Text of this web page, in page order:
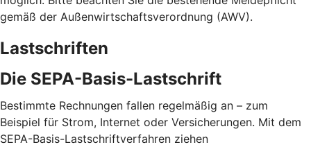
gemäß der Außenwirtschaftsverordnung (AWV).
Lastschriften
Die SEPA-Basis-Lastschrift
Bestimmte Rechnungen fallen regelmäßig an – zum
Beispiel für Strom, Internet oder Versicherungen. Mit dem
SEPA-Basis-Lastschriftverfahren ziehen